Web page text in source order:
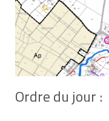
Ordre du jour :